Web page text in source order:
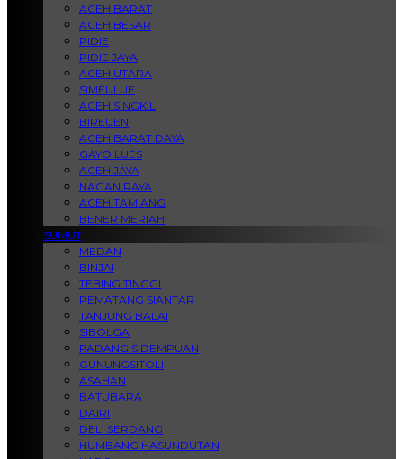
ACEH BARAT
ACEH BESAR
PIDIE
PIDIE JAYA
ACEH UTARA
SIMEULUE
ACEH SINGKIL
BIREUEN
ACEH BARAT DAYA
GAYO LUES
ACEH JAYA
NAGAN RAYA
ACEH TAMIANG
BENER MERIAH
SUMUT
MEDAN
BINJAI
TEBING TINGGI
PEMATANG SIANTAR
TANJUNG BALAI
SIBOLGA
PADANG SIDEMPUAN
GUNUNGSITOLI
ASAHAN
BATUBARA
DAIRI
DELI SERDANG
HUMBANG HASUNDUTAN